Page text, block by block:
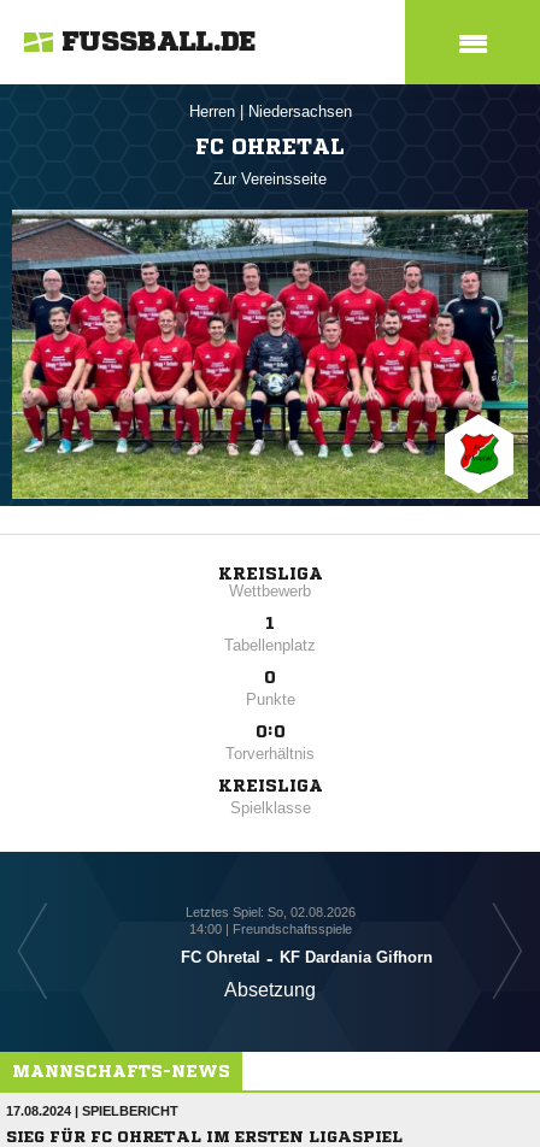
FUSSBALL.DE
Herren Niedersachsen
FC OHRETAL
Zur Vereinsseite
KREISLIGA
Wettbewerb
1
Tabellenplatz
0
Punkte
0:0
Torverhältnis
KREISLIGA
Spielklasse
Letztes Spiel: So, 02.08.2026
14:00 | Freundschaftsspiele
FC Ohretal - KF Dardania Gifhorn
Absetzung
MANNSCHAFTS-NEWS
17.08.2024 | SPIELBERICHT
SIEG FÜR FC OHRETAL IM ERSTEN LIGASPIEL